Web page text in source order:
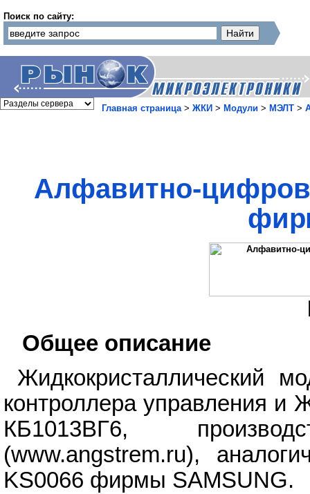
Поиск по сайту:
Главная страница> ЖКИ > Модули > МЭЛТ >
Алфавитно-
Общее описание
Жидкокристаллический
контроллера управления и
КБ1013ВГ6,
(www.angstrem.ru),
KS0066 фирмы SAMSUNG.